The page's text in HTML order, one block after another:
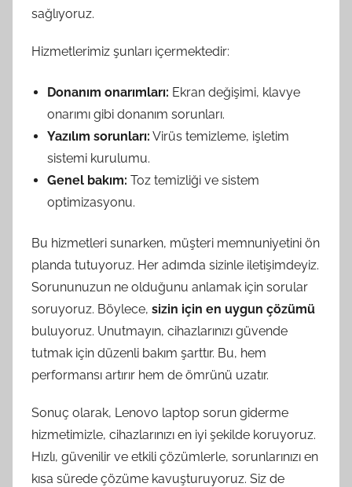
sağlıyoruz.
Hizmetlerimiz şunları içermektedir:
Donanım onarımları: Ekran değişimi, klavye
onarımı gibi donanım sorunları.
Yazılım sorunları: Virüs temizleme, işletim
sistemi kurulumu.
Genel bakım: Toz temizliği ve sistem
optimizasyonu.
Bu hizmetleri sunarken, müşteri memnuniyetini ön
planda tutuyoruz. Her adımda sizinle iletişimdeyiz.
Sorununuzun ne olduğunu anlamak için sorular
soruyoruz. Böylece, sizin için en uygun çözümü
buluyoruz. Unutmayın, cihazlarınızı güvende
tutmak için düzenli bakım şarttır. Bu, hem
performansı artırır hem de ömrünü uzatır.
Sonuç olarak, Lenovo laptop sorun giderme
hizmetimizle, cihazlarınızı en iyi şekilde koruyoruz.
Hızlı, güvenilir ve etkili çözümlerle, sorunlarınızı en
kısa sürede çözüme kavuşturuyoruz. Siz de